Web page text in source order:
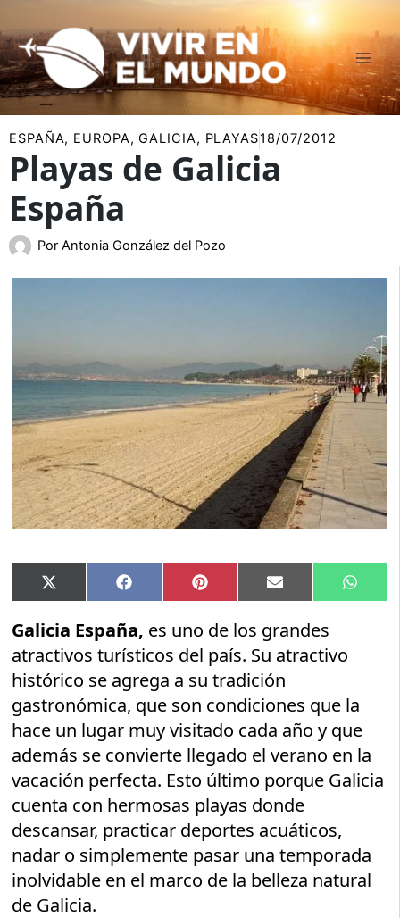
al
contenido
ESPAÑA, EUROPA,GALICIA, PLAYAS18/07/2012
Playas de Galicia
España
Por Antonia González del Pozo
Compartir
en
X
(Twitter)
Compartir
en
Facebook Compartir
en
Pinterest Compartir
en
Email
en
Galicia España, es uno de los grandes
atractivos turísticos del país. Su atractivo
histórico se agrega a su tradición
gastronómica, que son condiciones que la
hace un lugar muy visitado cada año y que
además se convierte llegado el verano en la
vacación perfecta. Esto último porque Galicia
cuenta con hermosas playas donde
descansar, practicar deportes acuáticos,
nadar o simplemente pasar una temporada
inolvidable en el marco de la belleza natural
de Galicia.